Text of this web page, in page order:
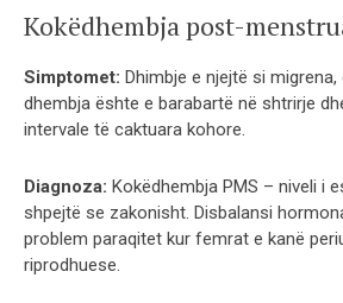
Kokëdhembja post-
Simptomet: Dhimbje e njejtë si
dhembja ështe e barabartë në shtrirje
intervale të caktuara kohore.
Diagnoza: Kokëdhembja PMS – niveli i
shpejtë se zakonisht. Disbalansi
problem paraqitet kur femrat e kanë
riprodhuese.